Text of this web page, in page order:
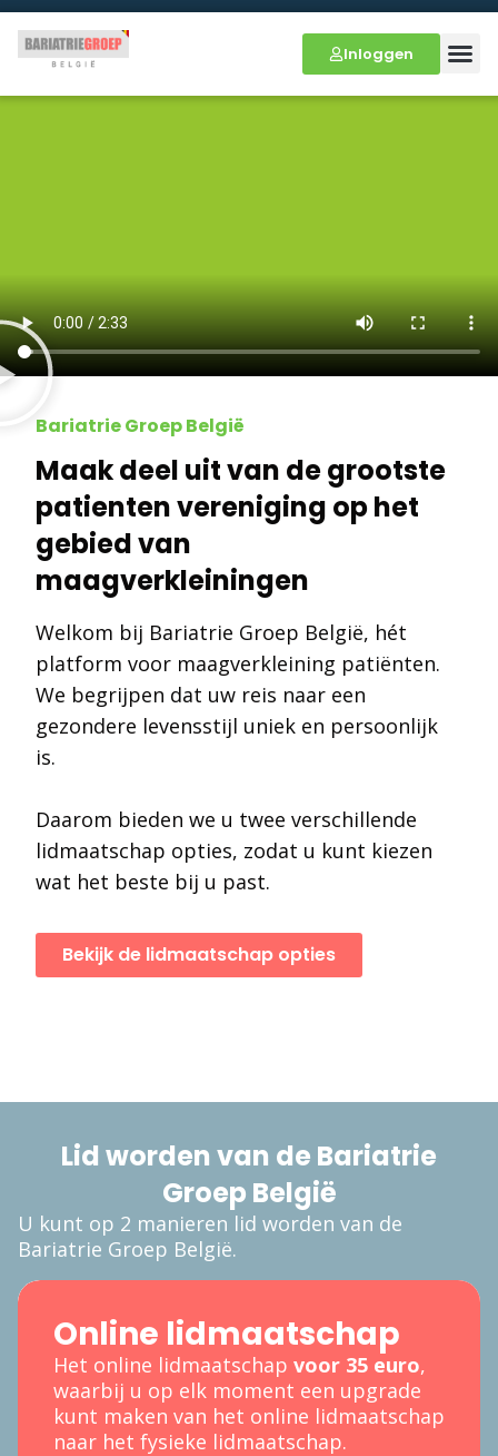
Inloggen
Bariatrie Groep België
Maak deel uit van de grootste
patienten vereniging op het
gebied van
maagverkleiningen
Welkom bij Bariatrie Groep België, hét
platform voor maagverkleining patiënten.
We begrijpen dat uw reis naar een
gezondere levensstijl uniek en persoonlijk
is.
Daarom bieden we u twee verschillende
lidmaatschap opties, zodat u kunt kiezen
wat het beste bij u past.
Bekijk de lidmaatschap opties
Lid worden van de Bariatrie
Groep België
U kunt op 2 manieren lid worden van de
Bariatrie Groep België.
Online lidmaatschap
Het online lidmaatschap voor 35 euro,
waarbij u op elk moment een upgrade
kunt maken van het online lidmaatschap
naar het fysieke lidmaatschap.